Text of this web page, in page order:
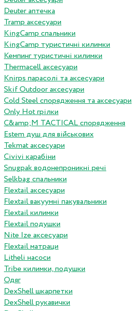
Deuter аптечка
Tramp аксесуари
KingCamp спальники
KingCamp туристичні килимки
Кемпинг туристичні килимки
Thermacell аксесуари
Knirps парасолі та аксесуари
Skif Outdoor аксесуари
Cold Steel спорядження та аксесуари
Only Hot грілки
C&amp;M TACTICAL спорядження
Estem душ для військових
Tekmat аксесуари
Сivivi карабіни
Snugpak водонепроникні речі
Selkbag спальники
Flextail аксесуари
Flextail вакуумні пакувальники
Flextail килимки
Flextail подушки
Nite Ize аксесуари
Flextail матраци
Litheli насоси
Tribe килимки, подушки
Одяг
DexShell шкарпетки
DexShell рукавички